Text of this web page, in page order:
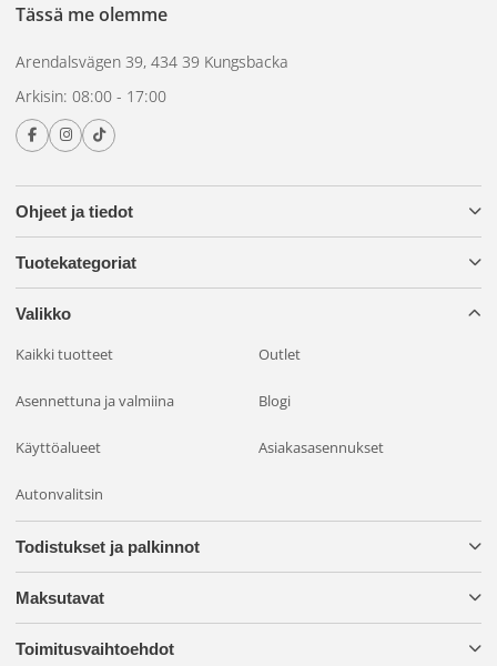
Turvallinen ja suurikapasiteettinen – 60 A:n
sulakepidikkeellä ja 80 A:n releellä ylikuormitusta ja
oikosulkua vastaan.
Sopii sekä pienempiin että suurempiin
valaistusasennuksiin, joiden maksimiteho on 4 × 160 W.
Tämä tuotepaketti on paras ratkaisu niille, jotka haluavat
korkealaatuiset lisävalot, helpon asennuksen ja täyden
hallinnan valaistusasennuksiinsa. Halusitpa sitten lisätä
turvallisuutta tiellä, parantaa näkyvyyttäsi pimeässä tai
kaikki mitä tarvitset. Tee ajokokemuksestasi turvallisempi ja
kiinnitysjärjestelmällä ja BriodLights-kaapelisarjalla!
Ohjeet ja tiedot
Tuotekategoriat
Valikko
Kaikki tuotteet Outlet
Asennettuna ja valmiina Blogi
Käyttöalueet Asiakasasennukset
Autonvalitsin
Tässä me olemme
Arendalsvägen 39, 434 39 Kungsbacka
Arkisin: 08:00 - 17:00
Todistukset ja palkinnot
Maksutavat
Toimitusvaihtoehdot